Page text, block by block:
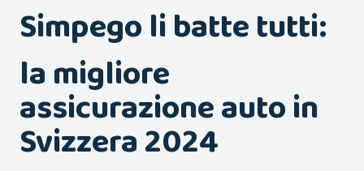
Simpego li batte tutti:
la migliore
assicurazione auto in
Svizzera 2024